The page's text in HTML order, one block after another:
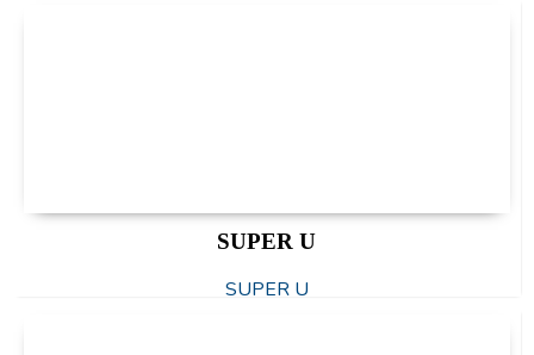
SUPER U
SUPER U